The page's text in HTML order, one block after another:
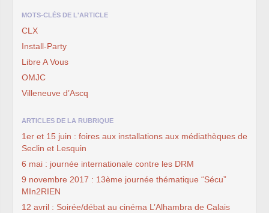
MOTS-CLÉS DE L'ARTICLE
CLX
Install-Party
Libre A Vous
OMJC
Villeneuve d’Ascq
ARTICLES DE LA RUBRIQUE
1er et 15 juin : foires aux installations aux médiathèques de
Seclin et Lesquin
6 mai : journée internationale contre les DRM
9 novembre 2017 : 13ème journée thématique “Sécu”
MIn2RIEN
12 avril : Soirée/débat au cinéma L’Alhambra de Calais